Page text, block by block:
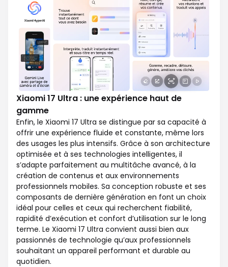
Xiaomi 17 Ultra : une expérience haut de
gamme
Enfin, le Xiaomi 17 Ultra se distingue par sa capacité à
offrir une expérience fluide et constante, même lors
des usages les plus intensifs. Grâce à son architecture
optimisée et à ses technologies intelligentes, il
s’adapte parfaitement au multitâche avancé, à la
création de contenus et aux environnements
professionnels mobiles. Sa conception robuste et ses
composants de dernière génération en font un choix
idéal pour celles et ceux qui recherchent fiabilité,
rapidité d’exécution et confort d’utilisation sur le long
terme. Le Xiaomi 17 Ultra convient aussi bien aux
passionnés de technologie qu’aux professionnels
souhaitant un appareil performant et durable au
quotidien.